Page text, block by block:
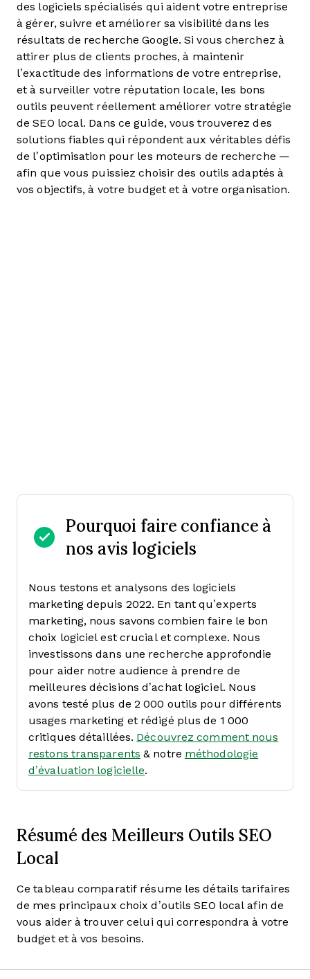
des logiciels spécialisés qui aident votre entreprise
à gérer, suivre et améliorer sa visibilité dans les
résultats de recherche Google. Si vous cherchez à
attirer plus de clients proches, à maintenir
l’exactitude des informations de votre entreprise,
et à surveiller votre réputation locale, les bons
outils peuvent réellement améliorer votre stratégie
de SEO local. Dans ce guide, vous trouverez des
solutions fiables qui répondent aux véritables défis
de l’optimisation pour les moteurs de recherche —
afin que vous puissiez choisir des outils adaptés à
vos objectifs, à votre budget et à votre organisation.
Pourquoi faire confiance à
nos avis logiciels
Nous testons et analysons des logiciels
marketing depuis 2022. En tant qu’experts
marketing, nous savons combien faire le bon
choix logiciel est crucial et complexe. Nous
investissons dans une recherche approfondie
pour aider notre audience à prendre de
meilleures décisions d’achat logiciel. Nous
avons testé plus de 2 000 outils pour différents
usages marketing et rédigé plus de 1 000
critiques détaillées. Découvrez comment nous
restons transparents & notre méthodologie
d’évaluation logicielle.
Résumé des Meilleurs Outils SEO
Local
Ce tableau comparatif résume les détails tarifaires
de mes principaux choix d’outils SEO local afin de
vous aider à trouver celui qui correspondra à votre
budget et à vos besoins.